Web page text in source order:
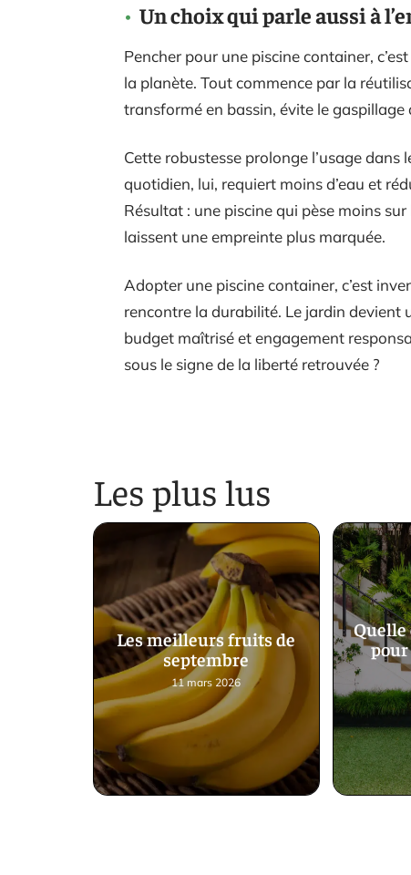
Un choix qui parle aussi à
Pencher pour une piscine container,
la planète. Tout commence par la
transformé en bassin, évite le gaspillage
Cette robustesse prolonge l’usage dans
quotidien, lui, requiert moins d’eau et
Résultat : une piscine qui pèse moins
laissent une empreinte plus marquée.
Adopter une piscine container, c’est
rencontre la durabilité. Le jardin devient
budget maîtrisé et engagement
sous le signe de la liberté retrouvée ?
Les plus lus
Les meilleurs fruits de
septembre
11 mars 2026